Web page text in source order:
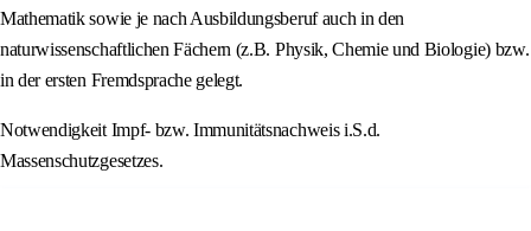
Mathematik sowie je nach Ausbildungsberuf auch in den
naturwissenschaftlichen Fächern (z.B. Physik, Chemie und Biologie) bzw.
in der ersten Fremdsprache gelegt.
Notwendigkeit Impf- bzw. Immunitätsnachweis i.S.d.
Massenschutzgesetzes.